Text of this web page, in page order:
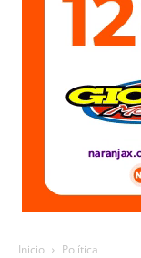
Inicio Política